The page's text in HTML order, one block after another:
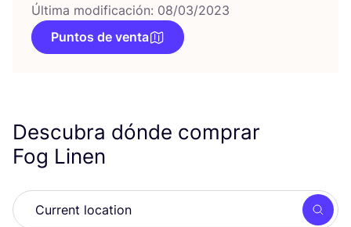
Última modificación: 08/03/2023
Puntos de venta
Descubra dónde comprar
Fog Linen